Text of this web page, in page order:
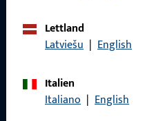
Lettland
Latviešu | English
Italien
Italiano | English